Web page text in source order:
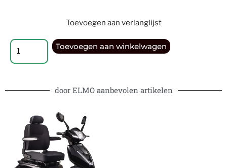
Toevoegen aan verlanglijst
Toevoegen aan winkelwagen
door ELMO aanbevolen artikelen